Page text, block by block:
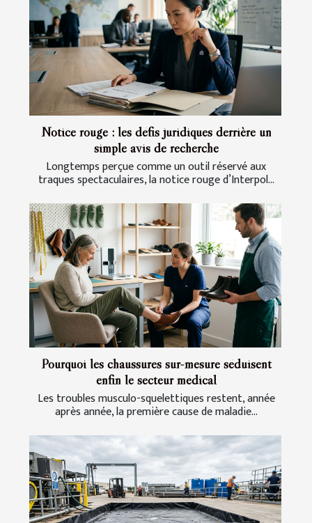
Notice rouge : les défis juridiques derrière un
simple avis de recherche
Longtemps perçue comme un outil réservé aux
traques spectaculaires, la notice rouge d’Interpol...
Pourquoi les chaussures sur-mesure séduisent
enfin le secteur médical
Les troubles musculo-squelettiques restent, année
après année, la première cause de maladie...